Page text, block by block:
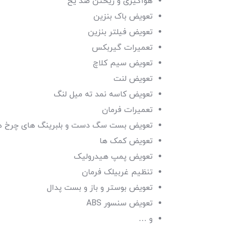
تعویض باک بنزین
تعویض فیلتر بنزین
تعمیرات گیربکس
تعویض سیم کلاچ
تعویض لنت
تعویض کاسه نمد ته میل لنگ
تعمیرات فرمان
تعویض بست سگ دست و بلبرینگ های چرخ
تعویض کمک ها
تعویض پمپ هیدرولیک
تنظیم غربیلک فرمان
تعویض بوستر و باز و بست پدال
تعویض سنسور ABS
و …